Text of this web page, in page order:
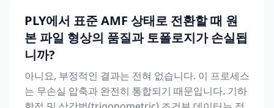
PLY에서 표준 AMF 상태로 전환할 때 원
본 파일 형상의 품질과 토폴로지가 손실됩
니까?
아니요, 부정적인 결과는 전혀 없습니다. 이 프로세스
는 무손실 압축과 완전히 통합되기 때문입니다. 기하